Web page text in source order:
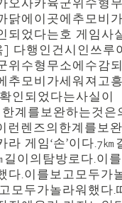
닭에이곳에추모비가
되었다는호 게임사
다행인건시인쓰루
위수형무소에수감되
추모비가세워져고흥
인되었다는사실이
계를보완하는것은
런렌즈의한계를보
게임‘손’이다.7㎞
이의탐방로다.이
다.이를보고모두가
모두가놀라워했다.